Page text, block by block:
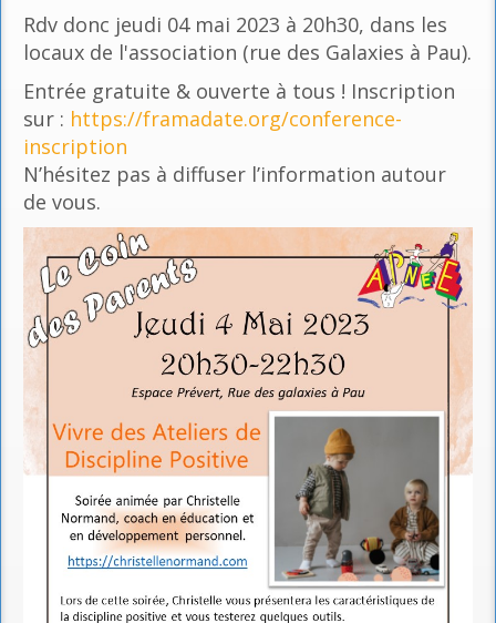
Rdv donc jeudi 04 mai 2023 à 20h30, dans les
locaux de l'association (rue des Galaxies à Pau).
Entrée gratuite & ouverte à tous ! Inscription
sur : https://framadate.org/conference-
inscription
N’hésitez pas à diffuser l’information autour
de vous.